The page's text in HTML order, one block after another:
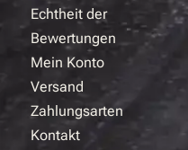
Echtheit der
Bewertungen
Mein Konto
Versand
Zahlungsarten
Kontakt